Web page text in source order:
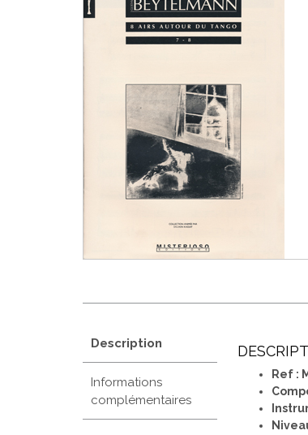
Description
Informations
complémentaires
Ref :